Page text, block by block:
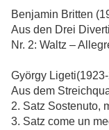
Benjamin Britten
Aus den Drei
Nr. 2: Waltz –
György
Aus dem
2. Satz Sostenuto,
3. Satz come un